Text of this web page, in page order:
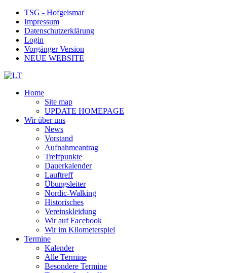
TSG - Hofgeismar
Impressum
Datenschutzerklärung
Login
Vorgänger Version
NEUE WEBSITE
Home
Site map
UPDATE HOMEPAGE
Wir über uns
News
Vorstand
Aufnahmeantrag
Treffpunkte
Dauerkalender
Lauftreff
Übungsleiter
Nordic-Walking
Historisches
Vereinskleidung
Wir auf Facebook
Wir im Kilometerspiel
Termine
Kalender
Alle Termine
Besondere Termine